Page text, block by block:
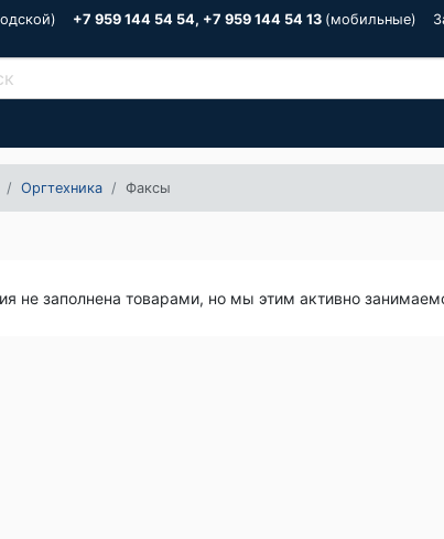
+7 959 144 54 54, +7 959 144 54 13 (мобильные)
Оргтехника Факсы
не заполнена товарами, но мы этим активно